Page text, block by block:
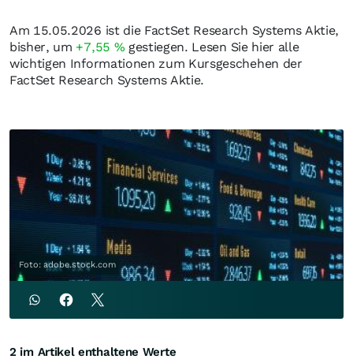
Am 15.05.2026 ist die FactSet Research Systems Aktie,
bisher, um +7,55 % gestiegen. Lesen Sie hier alle
wichtigen Informationen zum Kursgeschehen der
FactSet Research Systems Aktie.
Foto: adobe.stock.com
2 im Artikel enthaltene Werte